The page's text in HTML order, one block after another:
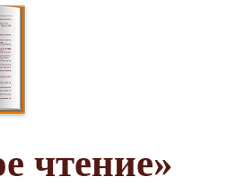
чтение»